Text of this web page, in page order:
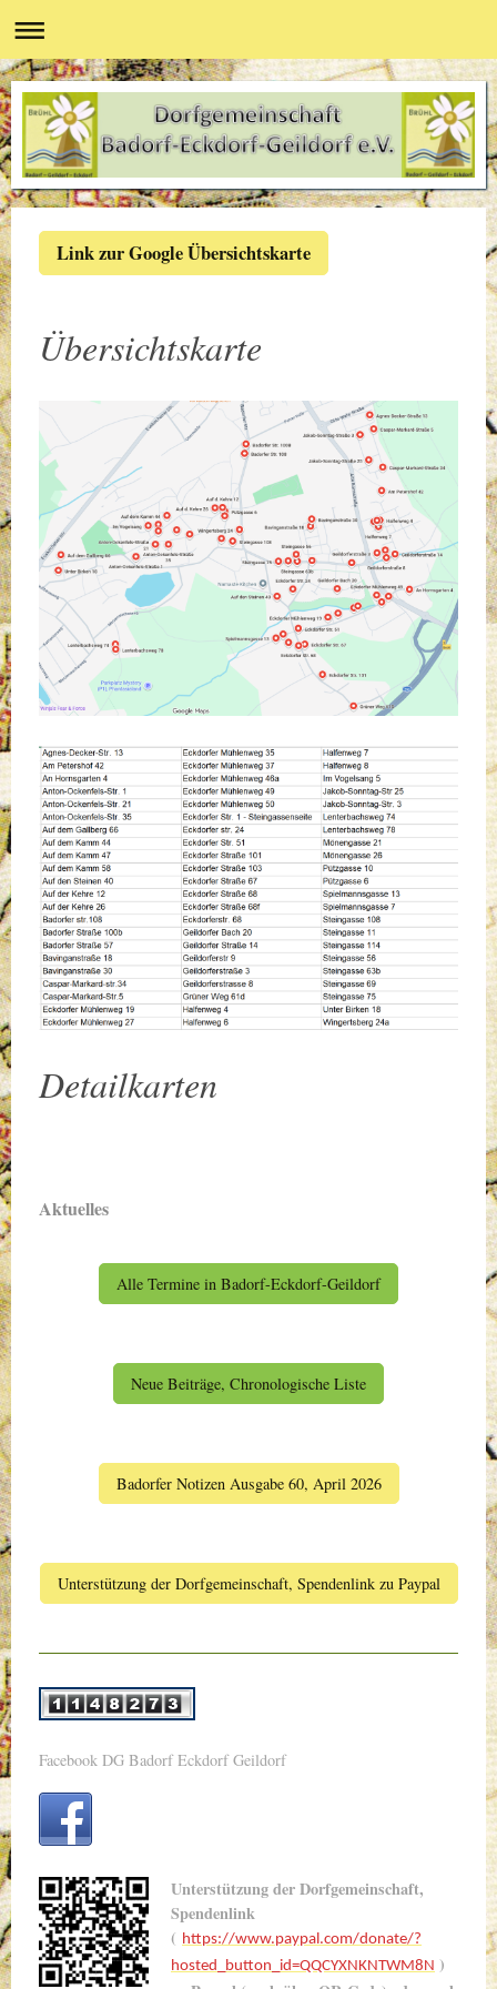
Link zur Google Übersichtskarte
Übersichtskarte
Detailkarten
Aktuelles
Alle Termine in Badorf-Eckdorf-Geildorf
Neue Beiträge, Chronologische Liste
Badorfer Notizen Ausgabe 60, April 2026
Unterstützung der Dorfgemeinschaft, Spendenlink zu Paypal
Facebook DG Badorf Eckdorf Geildorf
Unterstützung der Dorfgemeinschaft,
Spendenlink
( https://www.paypal.com/donate/?
hosted_button_id=QQCYXNKNTWM8N )